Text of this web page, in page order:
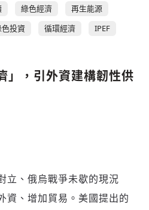
綠色經濟
再生能源
色投資 循環經濟
IPEF
」，引外資建構韌性供
立、俄烏戰爭未歇的現況
資、增加貿易。美國提出的